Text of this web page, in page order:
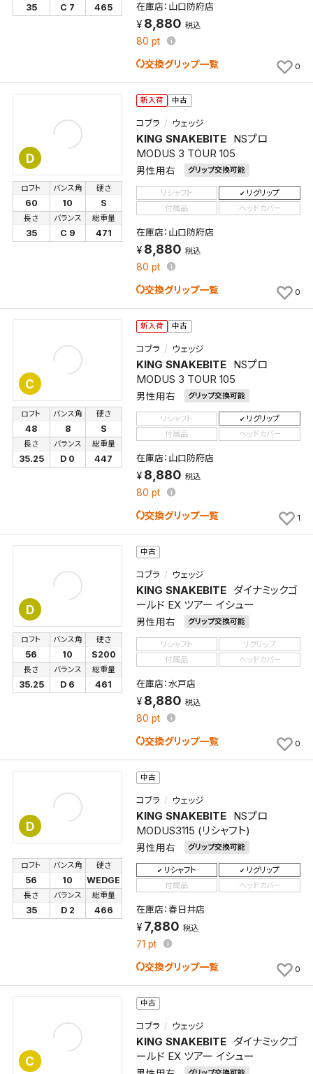
35 C 7 465 在庫店：山口防府店
8,880 税込
80 pt
交換グリップ一覧 0
D
新入荷 中古
コブラ ウェッジ
KING SNAKEBITE
NSプロ
MODUS 3 TOUR 105
男性用右 グリップ交換可能
ロフト
60
バンス角
10
硬さ
S
長さ
35
バランス
C 9
総重量
471
リシャフト
リグリップ
付属品
ヘッドカバー
在庫店：山口防府店
8,880 税込
80 pt
交換グリップ一覧 0
C
新入荷 中古
コブラ ウェッジ
KING SNAKEBITE
NSプロ
MODUS 3 TOUR 105
男性用右 グリップ交換可能
ロフト
48
バンス角
8
硬さ
S
長さ
35.25
バランス
D 0
総重量
447
リシャフト
リグリップ
付属品
ヘッドカバー
在庫店：山口防府店
8,880 税込
80 pt
交換グリップ一覧 1
D
中古
コブラ ウェッジ
KING SNAKEBITE
ダイナミックゴ
ールド EX ツアー イシュー
男性用右 グリップ交換可能
ロフト
56
バンス角
10
硬さ
S200
長さ
35.25
バランス
D 6
総重量
461
リシャフト
リグリップ
付属品
ヘッドカバー
在庫店：水戸店
8,880 税込
80 pt
交換グリップ一覧 0
D
中古
コブラ ウェッジ
KING SNAKEBITE
NSプロ
MODUS3115 (リシャフト)
男性用右 グリップ交換可能
ロフト
56
バンス角
10
硬さ
WEDGE
長さ
35
バランス
D 2
総重量
466
リシャフト
リグリップ
付属品
ヘッドカバー
在庫店：春日井店
7,880 税込
71 pt
交換グリップ一覧 0
C
中古
コブラ ウェッジ
KING SNAKEBITE
ダイナミックゴ
ールド EX ツアー イシュー
検索条件を保存